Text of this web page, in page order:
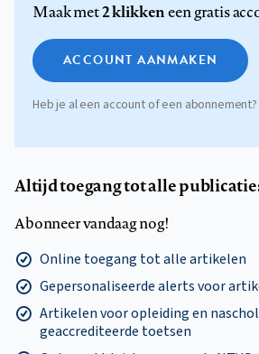
Maak met2 klikkeneen gratis
ACCOUNT AANMAKEN
Heb je al een account of een abonnement?
Altijd toegang tot alle
Abonneer vandaag nog!
Online toegang tot alle artikelen
Gepersonaliseerde alerts voor
Artikelen voor opleiding en
geaccrediteerde toetsen